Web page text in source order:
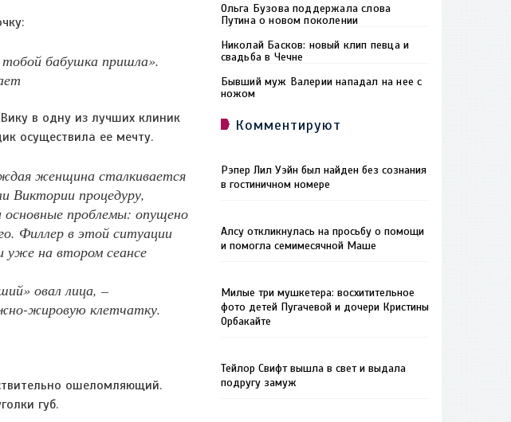
тобой бабушка пришла».
в одну из лучших клиник
осуществила ее мечту.
женщина сталкивается
Виктории процедуру,
основные проблемы: опущено
Филлер в этой ситуации
уже на втором сеансе
овал лица, –
жировую клетчатку.
ошеломляющий.
губ.
Ольга Бузова поддержала слова
Путина о новом поколении
Николай Басков: новый клип певца и
свадьба в Чечне
Бывший муж Валерии нападал на нее с
ножом
Комментируют
Рэпер Лил Уэйн был найден без сознания
в гостиничном номере
Алсу откликнулась на просьбу о помощи
и помогла семимесячной Маше
Милые три мушкетера: восхитительное
фото детей Пугачевой и дочери Кристины
Орбакайте
Тейлор Свифт вышла в свет и выдала
подругу замуж